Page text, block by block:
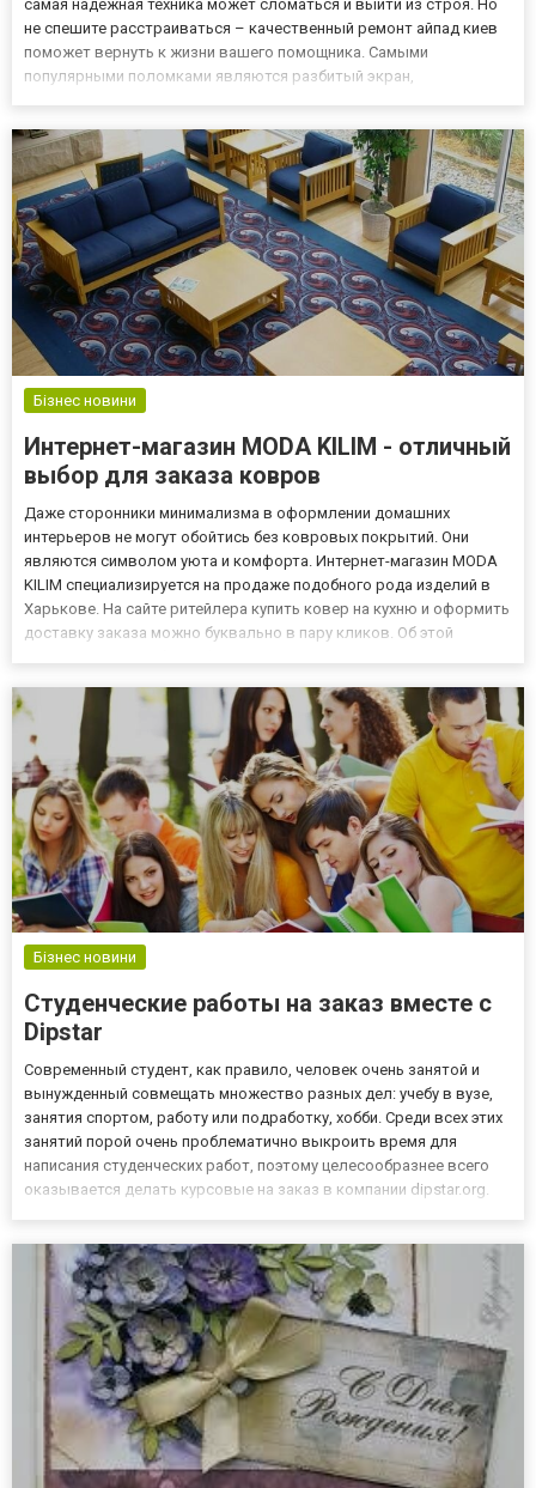
самая надежная техника может сломаться и выйти из строя. Но
не спешите расстраиваться – качественный ремонт айпад киев
поможет вернуть к жизни вашего помощника. Самыми
популярными поломками являются разбитый экран,
шнуров. Поскольку данная т...
Бізнес новини
Интернет-магазин MODA KILIM - отличный
выбор для заказа ковров
Даже сторонники минимализма в оформлении домашних
интерьеров не могут обойтись без ковровых покрытий. Они
являются символом уюта и комфорта. Интернет-магазин MODA
KILIM специализируется на продаже подобного рода изделий в
Харькове. На сайте ритейлера купить ковер на кухню и оформить
доставку заказа можно буквально в пару кликов. Об этой
полный спек...
Бізнес новини
Студенческие работы на заказ вместе с
Dipstar
Современный студент, как правило, человек очень занятой и
вынужденный совмещать множество разных дел: учебу в вузе,
занятия спортом, работу или подработку, хобби. Среди всех этих
занятий порой очень проблематично выкроить время для
написания студенческих работ, поэтому целесообразнее всего
оказывается делать курсовые на заказ в компании dipstar.org.